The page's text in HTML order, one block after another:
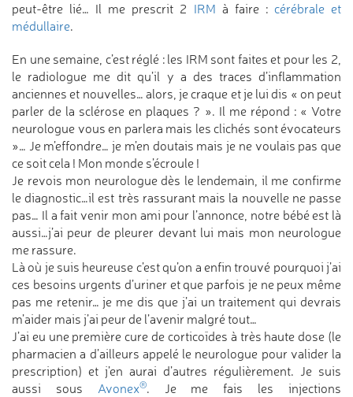
peut-être lié… Il me prescrit 2 IRM à faire : cérébrale et
médullaire.
En une semaine, c’est réglé : les IRM sont faites et pour les 2,
le radiologue me dit qu’il y a des traces d’inflammation
anciennes et nouvelles… alors, je craque et je lui dis « on peut
parler de la sclérose en plaques ? ». Il me répond : « Votre
neurologue vous en parlera mais les clichés sont évocateurs
»… Je m’effondre… je m’en doutais mais je ne voulais pas que
ce soit cela ! Mon monde s’écroule !
Je revois mon neurologue dès le lendemain, il me confirme
le diagnostic…il est très rassurant mais la nouvelle ne passe
pas… Il a fait venir mon ami pour l’annonce, notre bébé est là
aussi…j’ai peur de pleurer devant lui mais mon neurologue
me rassure.
Là où je suis heureuse c’est qu’on a enfin trouvé pourquoi j’ai
ces besoins urgents d’uriner et que parfois je ne peux même
pas me retenir… je me dis que j’ai un traitement qui devrais
m’aider mais j’ai peur de l’avenir malgré tout…
J’ai eu une première cure de corticoïdes à très haute dose (le
pharmacien a d’ailleurs appelé le neurologue pour valider la
prescription) et j’en aurai d’autres régulièrement. Je suis
aussi sous Avonex®. Je me fais les injections